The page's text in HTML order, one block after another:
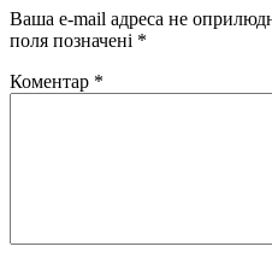
Ваша e-mail адреса не
поля позначені *
Коментар *